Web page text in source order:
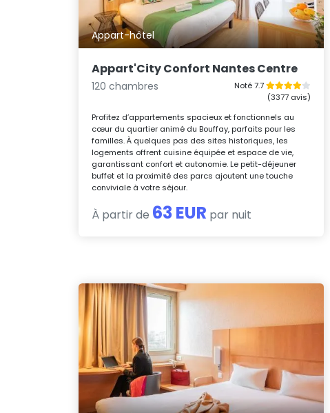
Appart-hôtel
Appart'City Confort Nantes Centre
120 chambres
Noté 7.7
(3377 avis)
Profitez d’appartements spacieux et fonctionnels au
cœur du quartier animé du Bouffay, parfaits pour les
familles. À quelques pas des sites historiques, les
logements offrent cuisine équipée et espace de vie,
garantissant confort et autonomie. Le petit-déjeuner
buffet et la proximité des parcs ajoutent une touche
conviviale à votre séjour.
À partir de 63 EUR par nuit